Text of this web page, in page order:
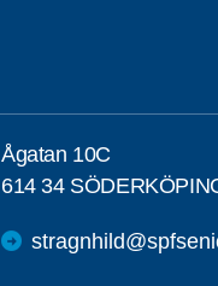
Ågatan 10C
614 34